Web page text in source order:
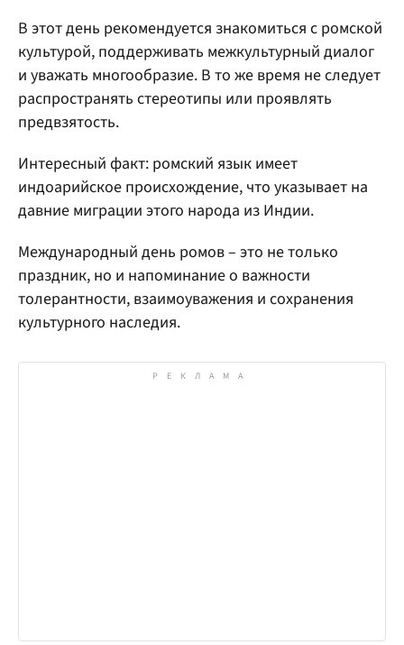
В этот день рекомендуется знакомиться с ромской
культурой, поддерживать межкультурный диалог
и уважать многообразие. В то же время не следует
распространять стереотипы или проявлять
предвзятость.
Интересный факт: ромский язык имеет
индоарийское происхождение, что указывает на
давние миграции этого народа из Индии.
Международный день ромов – это не только
праздник, но и напоминание о важности
толерантности, взаимоуважения и сохранения
культурного наследия.